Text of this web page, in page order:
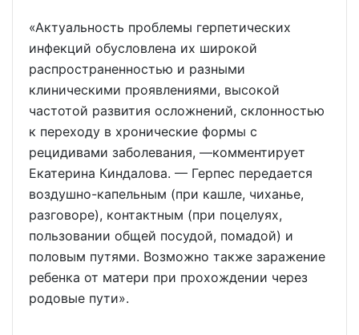
«Актуальность проблемы герпетических
инфекций обусловлена их широкой
распространенностью и разными
клиническими проявлениями, высокой
частотой развития осложнений, склонностью
к переходу в хронические формы с
рецидивами заболевания, —комментирует
Екатерина Киндалова. — Герпес передается
воздушно-капельным (при кашле, чиханье,
разговоре), контактным (при поцелуях,
пользовании общей посудой, помадой) и
половым путями. Возможно также заражение
ребенка от матери при прохождении через
родовые пути».